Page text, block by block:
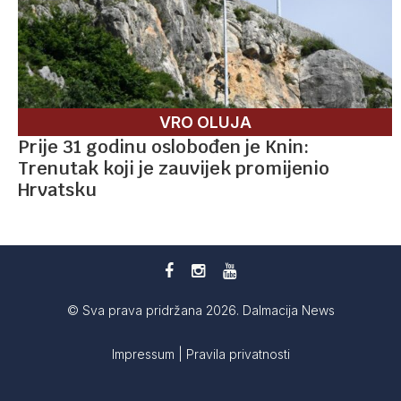
VRO OLUJA
Prije 31 godinu oslobođen je Knin:
Trenutak koji je zauvijek promijenio
Hrvatsku
© Sva prava pridržana 2026. Dalmacija News
Impressum Pravila privatnosti